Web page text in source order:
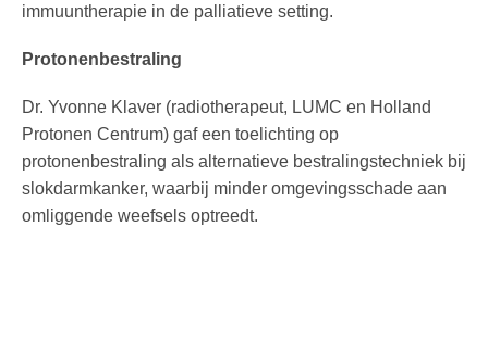
immuuntherapie in de palliatieve setting.
Protonenbestraling
Dr. Yvonne Klaver (radiotherapeut, LUMC en Holland
Protonen Centrum) gaf een toelichting op
protonenbestraling als alternatieve bestralingstechniek bij
slokdarmkanker, waarbij minder omgevingsschade aan
omliggende weefsels optreedt.